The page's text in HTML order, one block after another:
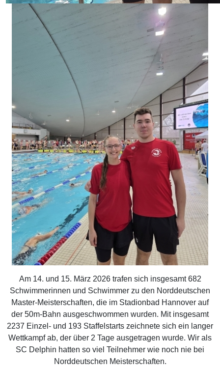
Am 14. und 15. März 2026 trafen sich insgesamt 682
Schwimmerinnen und Schwimmer zu den Norddeutschen
Master-Meisterschaften, die im Stadionbad Hannover auf
der 50m-Bahn ausgeschwommen wurden. Mit insgesamt
2237 Einzel- und 193 Staffelstarts zeichnete sich ein langer
Wettkampf ab, der über 2 Tage ausgetragen wurde. Wir als
SC Delphin hatten so viel Teilnehmer wie noch nie bei
Norddeutschen Meisterschaften.